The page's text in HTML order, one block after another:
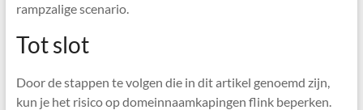
rampzalige scenario.
Tot slot
Door de stappen te volgen die in dit artikel genoemd zijn,
kun je het risico op domeinnaamkapingen flink beperken.